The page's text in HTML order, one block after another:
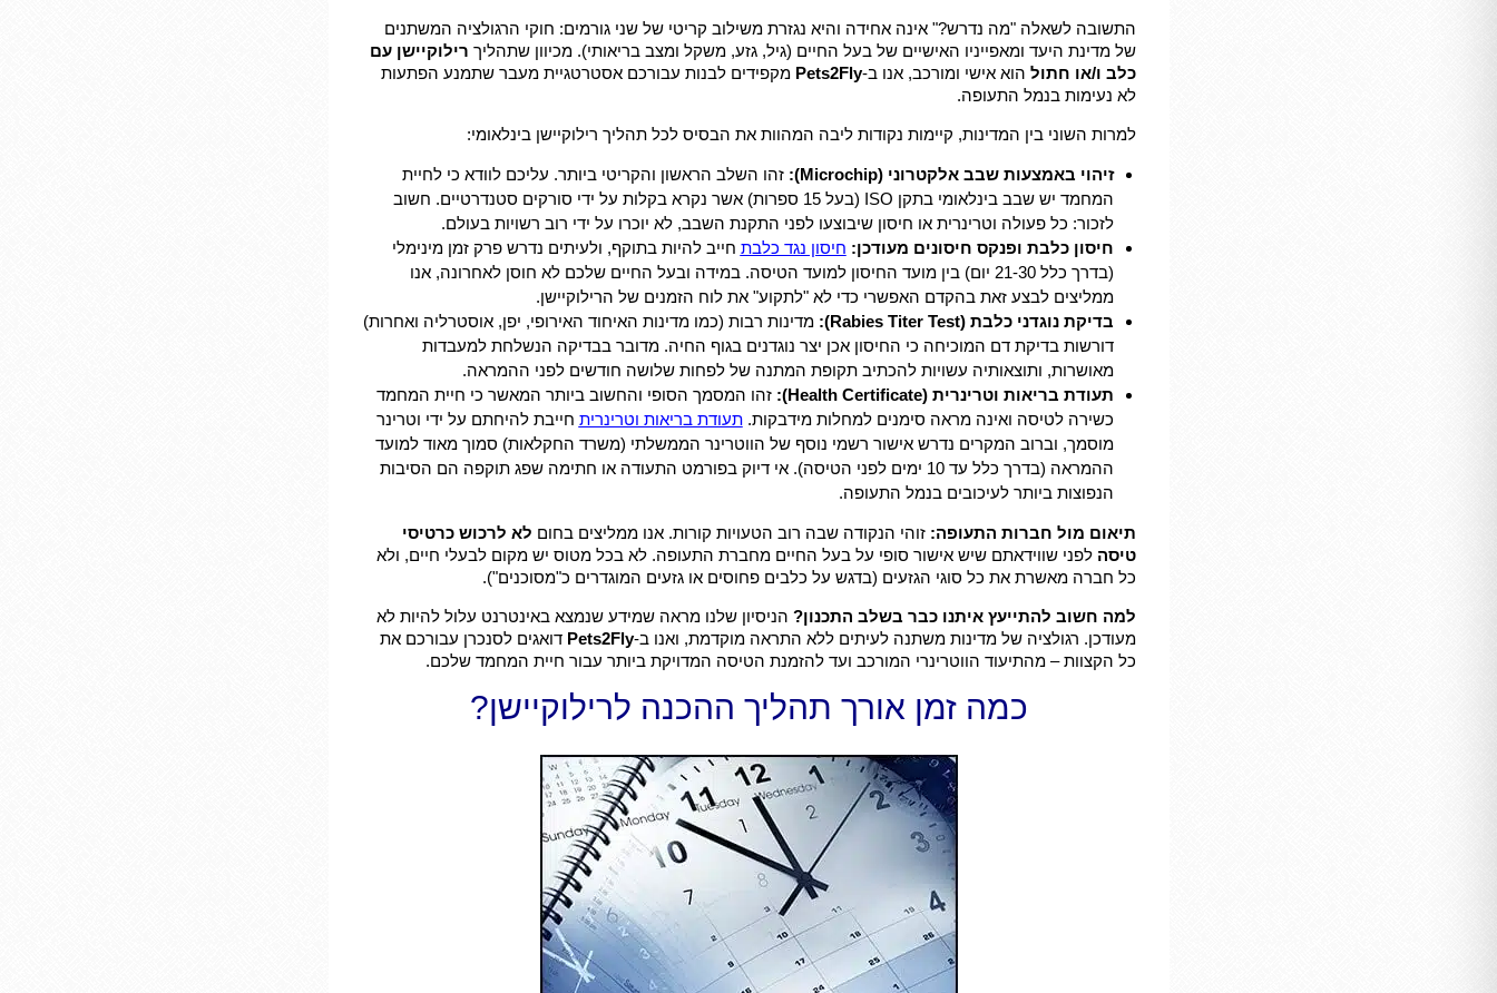
התשובה לשאלה "מה נדרש?" אינה אחידה והיא נגזרת משילוב קריטי של שני גורמים: חוקי הרגולציה המשתנים
של מדינת היעד ומאפייניו האישיים של בעל החיים (גיל, גזע, משקל ומצב בריאותי). מכיוון שתהליך רילוקיישן עם
כלב ו/או חתול הוא אישי ומורכב, אנו ב-Pets2Fly מקפידים לבנות עבורכם אסטרטגיית מעבר שתמנע הפתעות
לא נעימות בנמל התעופה.
למרות השוני בין המדינות, קיימות נקודות ליבה המהוות את הבסיס לכל תהליך רילוקיישן בינלאומי:
זיהוי באמצעות שבב אלקטרוני (Microchip):
זהו השלב הראשון והקריטי ביותר. עליכם לוודא כי לחיית
המחמד יש שבב בינלאומי בתקן ISO (בעל 15 ספרות) אשר נקרא בקלות על ידי סורקים סטנדרטיים. חשוב
לזכור: כל פעולה וטרינרית או חיסון שיבוצעו לפני התקנת השבב, לא יוכרו על ידי רוב רשויות בעולם.
חיסון כלבת ופנקס חיסונים מעודכן: חיסון נגד כלבת חייב להיות בתוקף, ולעיתים נדרש פרק זמן מינימלי
(בדרך כלל 21-30 יום) בין מועד החיסון למועד הטיסה. במידה ובעל החיים שלכם לא חוסן לאחרונה, אנו
ממליצים לבצע זאת בהקדם האפשרי כדי לא "לתקוע" את לוח הזמנים של הרילוקיישן.
בדיקת נוגדני כלבת (Rabies Titer Test):
מדינות רבות (כמו מדינות האיחוד האירופי, יפן, אוסטרליה ואחרות)
דורשות בדיקת דם המוכיחה כי החיסון אכן יצר נוגדנים בגוף החיה. מדובר בבדיקה הנשלחת למעבדות
מאושרות, ותוצאותיה עשויות להכתיב תקופת המתנה של לפחות שלושה חודשים לפני ההמראה.
תעודת בריאות וטרינרית (Health Certificate):
זהו המסמך הסופי והחשוב ביותר המאשר כי חיית המחמד
כשירה לטיסה ואינה מראה סימנים למחלות מידבקות.תעודת בריאות וטרינרית חייבת להיחתם על ידי וטרינר
מוסמך, וברוב המקרים נדרש אישור רשמי נוסף של הווטרינר הממשלתי (משרד החקלאות) סמוך מאוד למועד
ההמראה (בדרך כלל עד 10 ימים לפני הטיסה). אי דיוק בפורמט התעודה או חתימה שפג תוקפה הם הסיבות
הנפוצות ביותר לעיכובים בנמל התעופה.
תיאום מול חברות התעופה: זוהי הנקודה שבה רוב הטעויות קורות. אנו ממליצים בחום לא לרכוש כרטיסי
טיסה לפני שווידאתם שיש אישור סופי על בעל החיים מחברת התעופה. לא בכל מטוס יש מקום לבעלי חיים, ולא
כל חברה מאשרת את כל סוגי הגזעים (בדגש על כלבים פחוסים או גזעים המוגדרים כ"מסוכנים").
למה חשוב להתייעץ איתנו כבר בשלב התכנון? הניסיון שלנו מראה שמידע שנמצא באינטרנט עלול להיות לא
מעודכן. רגולציה של מדינות משתנה לעיתים ללא התראה מוקדמת, ואנו ב-Pets2Fly דואגים לסנכרן עבורכם את
כל הקצוות – מהתיעוד הווטרינרי המורכב ועד להזמנת הטיסה המדויקת ביותר עבור חיית המחמד שלכם.
כמה זמן אורך תהליך ההכנה לרילוקיישן?